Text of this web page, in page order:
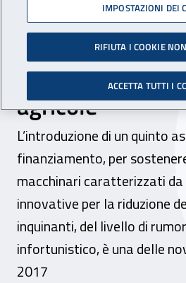
Dall’Inail 35
a fondo perduto
micro e piccole
agricole
L’introduzione di un quinto
finanziamento, per
macchinari caratterizzati da
innovative per la riduzione
inquinanti, del livello di
infortunistico, è una delle
2017
IMPOSTAZIONI DEI
RIFIUTA I COOKIE
ACCETTA TUTTI I